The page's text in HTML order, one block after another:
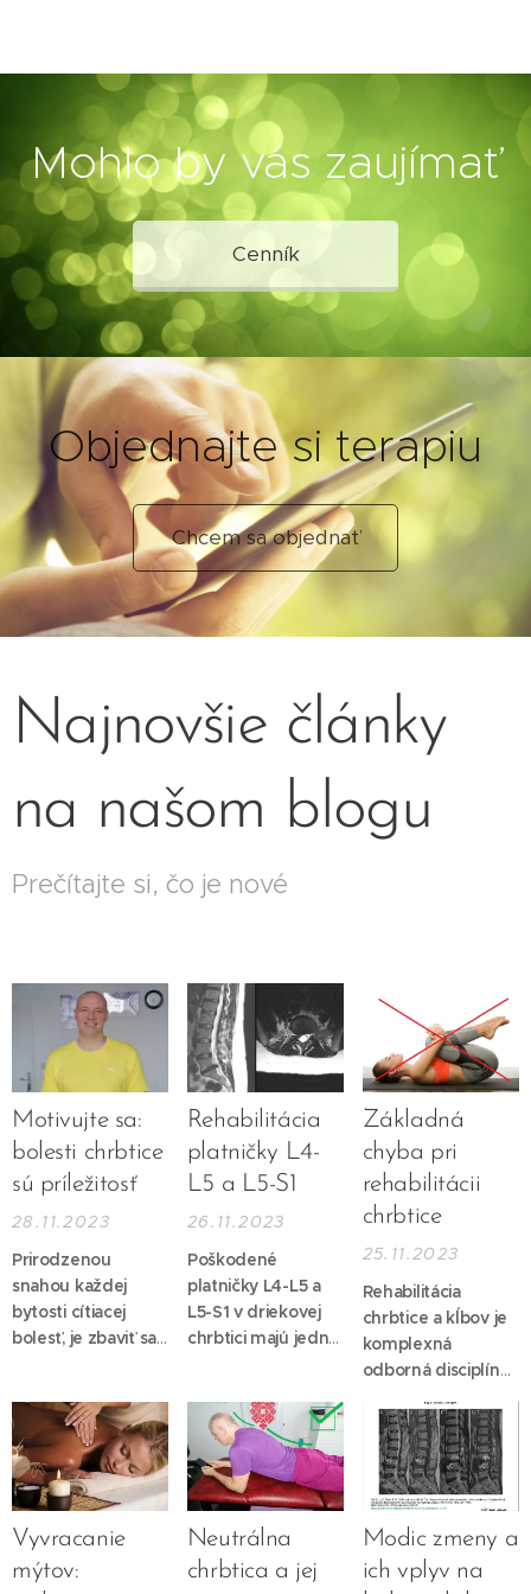
Mohlo by vás zaujímať
Cenník
Objednajte si terapiu
Chcem sa objednať
Najnovšie články
na našom blogu
Prečítajte si, čo je nové
Motivujte sa:
bolesti chrbtice
sú príležitosť
28.11.2023
Prirodzenou
snahou každej
bytosti cítiacej
bolesť, je zbaviť sa
frustrujúca, zlá,
zákerná ... tých
adjektív by sme
našli požehnane.
evolučný dar,
mechanizmus
Rehabilitácia
platničky L4-
L5 a L5-S1
26.11.2023
Poškodené
platničky L4-L5 a
L5-S1 v driekovej
chrbtici majú jednu
štatistikách porúch
chrbtice.
Dôvody
sú prosté a
odrážajú nielen
ktorá ľudské telo
dostala až do
Základná
chyba pri
rehabilitácii
chrbtice
25.11.2023
Rehabilitácia
chrbtice a kĺbov je
komplexná
odborná disciplína
adekvátne znalosti
a prístup.V
procese
regenerácie hrá
kľúčovú úlohu
niekoľko faktorov, a
ak má byť úspešná,
Vyvracanie
mýtov:
Neutrálna
chrbtica a jej
Modic zmeny a
ich vplyv na